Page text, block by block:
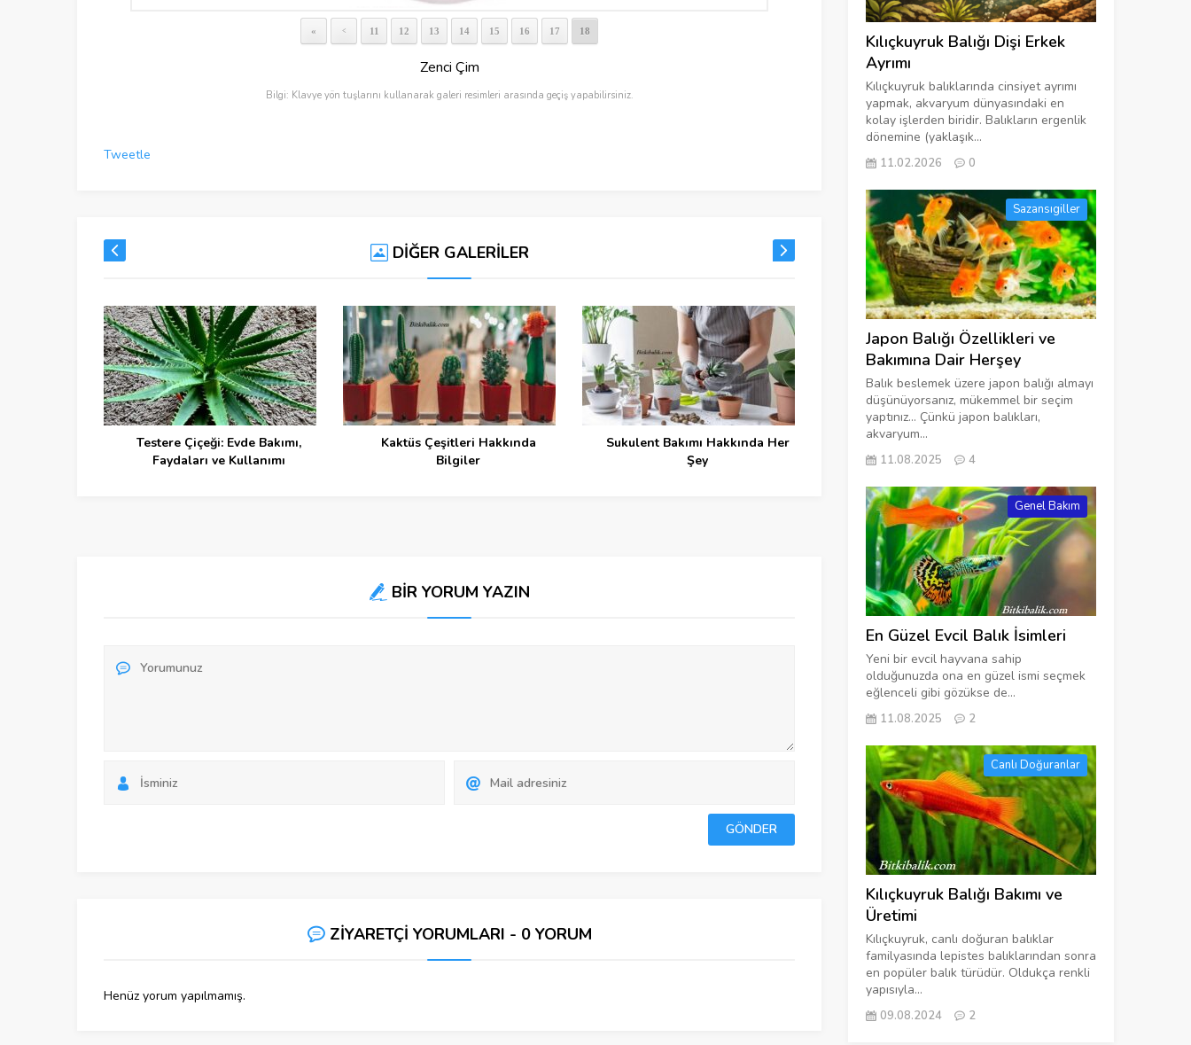
« < 11 12 13 14 15 16 17 18
Zenci Çim
Bilgi: Klavye yön tuşlarını kullanarak galeri resimleri arasında geçiş yapabilirsiniz.
Tweetle
DİĞER GALERİLER
Testere Çiçeği: Evde Bakımı,
Faydaları ve Kullanımı
Kaktüs Çeşitleri Hakkında
Bilgiler
Sukulent Bakımı Hakkında Her
Şey
Orkide Bakımı Nasıl Olmalı?
BİR YORUM YAZIN
ZİYARETÇİ YORUMLARI - 0 YORUM
Henüz yorum yapılmamış.
Kılıçkuyruk Balığı Dişi Erkek
Ayrımı
Kılıçkuyruk balıklarında cinsiyet ayrımı
yapmak, akvaryum dünyasındaki en
kolay işlerden biridir. Balıkların ergenlik
dönemine (yaklaşık...
11.02.2026 0
Sazansıgiller
Japon Balığı Özellikleri ve
Bakımına Dair Herşey
Balık beslemek üzere japon balığı almayı
düşünüyorsanız, mükemmel bir seçim
yaptınız… Çünkü japon balıkları,
akvaryum...
11.08.2025 4
Genel Bakım
En Güzel Evcil Balık İsimleri
Yeni bir evcil hayvana sahip
olduğunuzda ona en güzel ismi seçmek
eğlenceli gibi gözükse de...
11.08.2025 2
Canlı Doğuranlar
Kılıçkuyruk Balığı Bakımı ve
Üretimi
Kılıçkuyruk, canlı doğuran balıklar
familyasında lepistes balıklarından sonra
en popüler balık türüdür. Oldukça renkli
yapısıyla...
09.08.2024 2